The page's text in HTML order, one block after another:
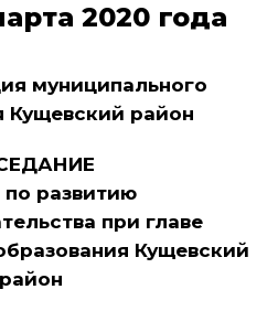
2020 года
муниципального
Кущевский район
по развитию
при главе
Кущевский
район